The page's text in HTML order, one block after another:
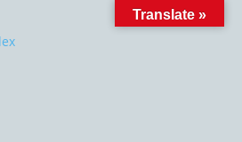
Translate »